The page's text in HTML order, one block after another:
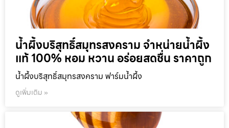
น้ำผึ้งบริสุทธิ์สมุทรสงคราม จำหน่ายน้ำผึ้ง
แท้ 100% หอม หวาน อร่อยสดชื่น ราคาถูก
น้ำผึ้งบริสุทธิ์สมุทรสงคราม ฟาร์มน้ำผึ้ง
ดูเพิ่มเติม »